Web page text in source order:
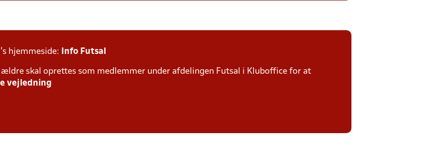
hjemmeside: Info Futsal
ældre skal oprettes som medlemmer under afdelingen Futsal i Kluboffice for at
vejledning